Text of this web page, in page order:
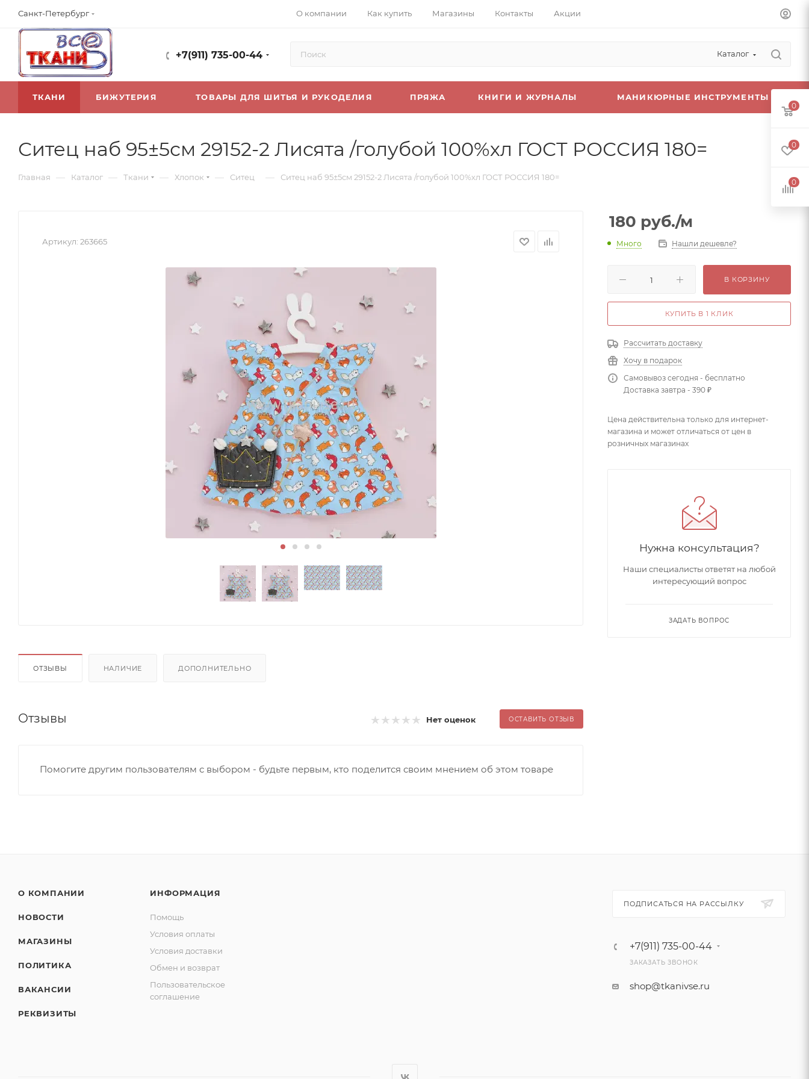
Санкт-Петербург О компании Как купить Магазины Контакты Акции
+7(911) 735-00-44 Каталог
ТКАНИ БИЖУТЕРИЯ ТОВАРЫ ДЛЯ ШИТЬЯ И РУКОДЕЛИЯ ПРЯЖА КНИГИ И ЖУРНАЛЫ МАНИКЮРНЫЕ ИНСТРУМЕНТЫ
Ситец наб 95±5см 29152-2 Лисята /голубой 100%хл ГОСТ РОССИЯ 180=
Главная — Каталог — Ткани — Хлопок — Ситец — Ситец наб 95±5см 29152-2 Лисята /голубой 100%хл ГОСТ РОССИЯ 180=
Артикул: 263665
ОТЗЫВЫ НАЛИЧИЕ ДОПОЛНИТЕЛЬНО
Отзывы Нет оценок ОСТАВИТЬ ОТЗЫВ
Помогите другим пользователям с выбором - будьте первым, кто поделится своим мнением об этом товаре
180 руб./м
Много Нашли дешевле?
В КОРЗИНУ
КУПИТЬ В 1 КЛИК
Рассчитать доставку
Хочу в подарок
Самовывоз сегодня - бесплатно
Доставка завтра - 390 ₽
Цена действительна только для интернет-
магазина и может отличаться от цен в
розничных магазинах
Нужна консультация?
Наши специалисты ответят на любой
интересующий вопрос
ЗАДАТЬ ВОПРОС
О КОМПАНИИ
НОВОСТИ
МАГАЗИНЫ
ПОЛИТИКА
ВАКАНСИИ
РЕКВИЗИТЫ
ИНФОРМАЦИЯ
Помощь
Условия оплаты
Условия доставки
Обмен и возврат
Пользовательское
соглашение
ПОДПИСАТЬСЯ НА РАССЫЛКУ
+7(911) 735-00-44
ЗАКАЗАТЬ ЗВОНОК
shop@tkanivse.ru
0
0
0